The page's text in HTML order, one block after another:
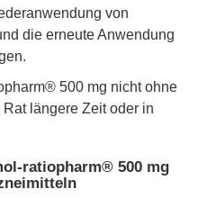
von
die erneute Anwendung
500 mg nicht ohne
längere Zeit oder in
ratiopharm® 500 mg